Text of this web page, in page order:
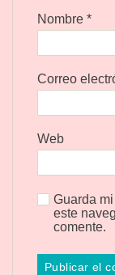
Nombre *
Correo
Web
Guarda
este
comente.